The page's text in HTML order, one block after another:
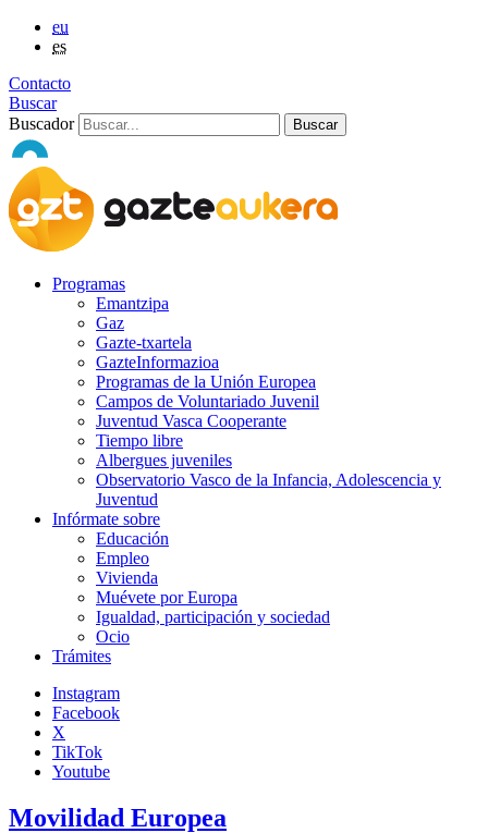
eu
es
Contacto
Buscar
Buscador
Programas
Emantzipa
Gaz
Gazte-txartela
GazteInformazioa
Programas de la Unión Europea
Campos de Voluntariado Juvenil
Juventud Vasca Cooperante
Tiempo libre
Albergues juveniles
Observatorio Vasco de la Infancia, Adolescencia y
Juventud
Infórmate sobre
Educación
Empleo
Vivienda
Muévete por Europa
Igualdad, participación y sociedad
Ocio
Trámites
Instagram
Facebook
X
TikTok
Youtube
Movilidad Europea